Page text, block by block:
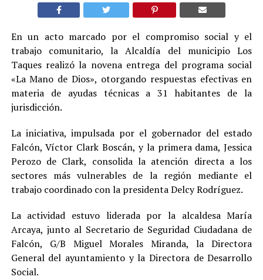
En un acto marcado por el compromiso social y el
trabajo comunitario, la Alcaldía del municipio Los
Taques realizó la novena entrega del programa social
«La Mano de Dios», otorgando respuestas efectivas en
materia de ayudas técnicas a 31 habitantes de la
jurisdicción.
La iniciativa, impulsada por el gobernador del estado
Falcón, Víctor Clark Boscán, y la primera dama, Jessica
Perozo de Clark, consolida la atención directa a los
sectores más vulnerables de la región mediante el
trabajo coordinado con la presidenta Delcy Rodríguez.
La actividad estuvo liderada por la alcaldesa María
Arcaya, junto al Secretario de Seguridad Ciudadana de
Falcón, G/B Miguel Morales Miranda, la Directora
General del ayuntamiento y la Directora de Desarrollo
Social.